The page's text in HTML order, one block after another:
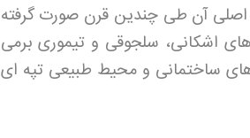
اصلی آن طی چندین قرن صورت گرفته
اشکانی، سلجوقی و تیموری برمی
ساختمانی و محیط طبیعی تپه ای